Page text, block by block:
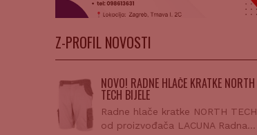
Z-PROFIL NOVOSTI
NOVO! RADNE HLAČE KRATKE NORTH
TECH BIJELE
Radne hlače kratke NORTH TECH
od proizvođača LACUNA Radna…